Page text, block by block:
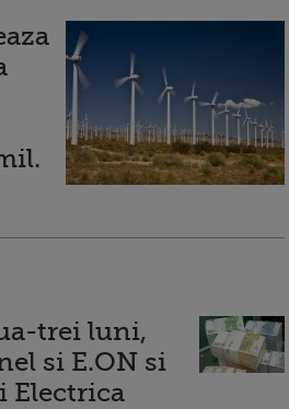
trei luni,
si E.ON si
Electrica